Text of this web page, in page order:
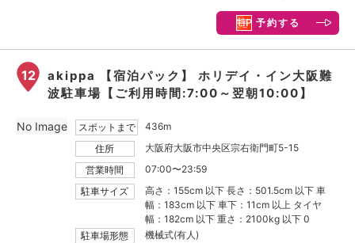
予約する
12
akippa 【宿泊パック】 ホリデイ・イン大阪難
波駐車場【ご利用時間:7:00～翌朝10:00】
スポットまで
436m
住所
大阪府大阪市中央区宗右衛門町5-15
営業時間
07:00〜23:59
駐車サイズ
高さ：155cm 以下 長さ：501.5cm 以下 車
幅：183cm 以下 車下：11cm 以上 タイヤ
幅：182cm 以下 重さ：2100kg 以下 0
駐車場形態
機械式(有人)
No Image